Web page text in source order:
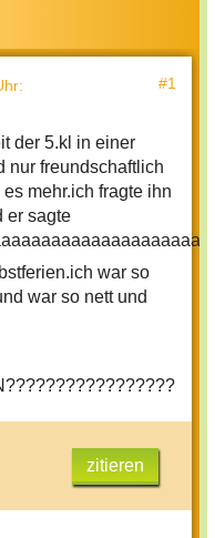
: #1
der 5.kl in einer
nur freundschaftlich
mehr.ich fragte ihn
er sagte
war so
war so nett und
zitieren